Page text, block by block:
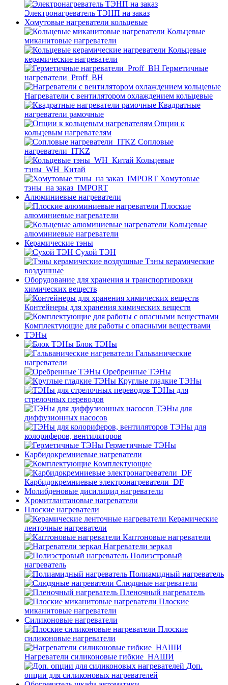
Электронагреватель ТЭНП на заказ
Хомутовые нагреватели кольцевые
Кольцевые
миканитовые нагреватели
Кольцевые
керамические нагреватели
Герметичные
нагреватели_Proff_BH
Нагреватели с вентилятором охлаждением кольцевые
Квадратные
нагреватели рамочные
Опции к
кольцевым нагревателям
Cопловые
нагреватели_ITKZ
Кольцевые
тэны_WH_Китай
Хомутовые
тэны_на заказ_IMPORT
Алюминиевые нагреватели
Плоские
алюминиевые нагреватели
Кольцевые
алюминиевые нагреватели
Керамические тэны
Сухой ТЭН
Тэны керамические
воздушные
Оборудование для хранения и транспортировки
химических веществ
Контейнеры для хранения химических веществ
Комплектующие для работы с опасными веществами
ТЭНы
Блок ТЭНы
Гальванические
нагреватели
Оребренные ТЭНы
Круглые гладкие ТЭНы
ТЭНы для
стрелочных переводов
ТЭНы для
диффузионных насосов
ТЭНы для
колориферов, вентиляторов
Герметичные ТЭНы
Карбидокремниевые нагреватели
Комплектующие
Карбидокремниевые электронагреватели_DF
Молибденовые дисилицид нагреватели
Хромитлантановые нагреватели
Плоские нагреватели
Керамические
ленточные нагреватели
Каптоновые нагреватели
Нагреватели зеркал
Полиэстровый
нагреватель
Полиамидный нагреватель
Слюдяные нагреватели
Пленочный нагреватель
Плоские
миканитовые нагреватели
Силиконовые нагреватели
Плоские
силиконовые нагреватели
Нагреватели силиконовые гибкие_НАШИ
Доп.
опции для силиконовых нагревателей